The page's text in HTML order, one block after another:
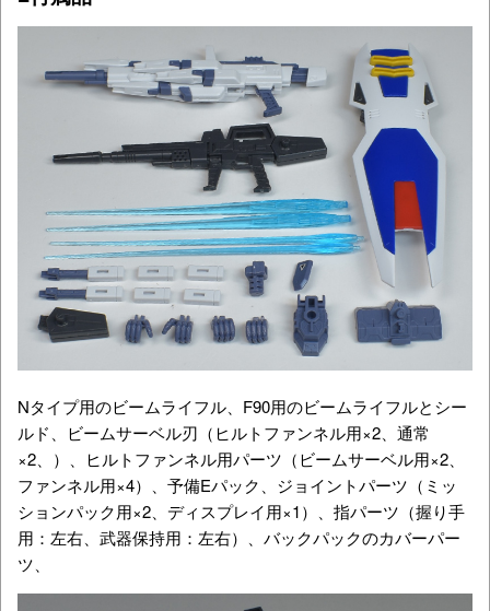
Nタイプ用のビームライフル、F90用のビームライフルとシー
ルド、ビームサーベル刃（ヒルトファンネル用×2、通常
×2、）、ヒルトファンネル用パーツ（ビームサーベル用×2、
ファンネル用×4）、予備Eパック、ジョイントパーツ（ミッ
ションパック用×2、ディスプレイ用×1）、指パーツ（握り手
用：左右、武器保持用：左右）、バックパックのカバーパー
ツ、